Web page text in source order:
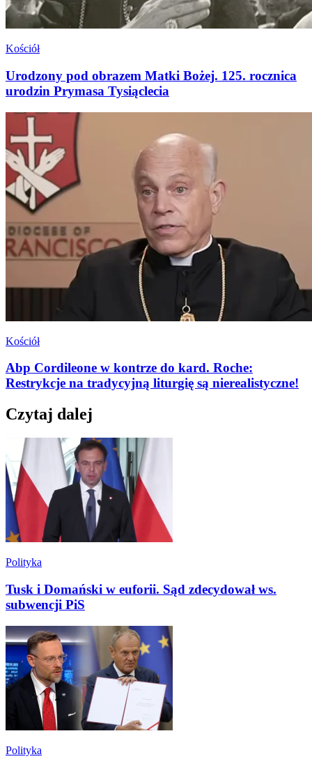
Kościół
Urodzony pod obrazem Matki Bożej. 125. rocznica
urodzin Prymasa Tysiąclecia
Kościół
Abp Cordileone w kontrze do kard. Roche:
Restrykcje na tradycyjną liturgię są nierealistyczne!
Czytaj dalej
Polityka
Tusk i Domański w euforii. Sąd zdecydował ws.
subwencji PiS
Polityka